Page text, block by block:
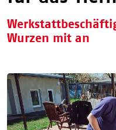
Wurzen mit an